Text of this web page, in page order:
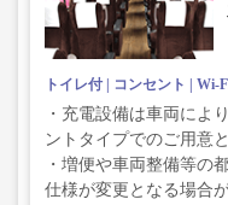
トイレ付 コンセント Wi-
・充電設備は車両によ
ントタイプでのご用意
・増便や車両整備等の
仕様が変更となる場合